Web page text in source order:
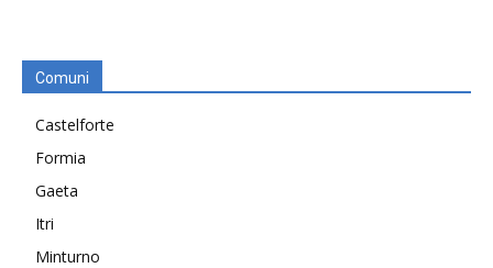
Comuni
Castelforte
Formia
Gaeta
Itri
Minturno